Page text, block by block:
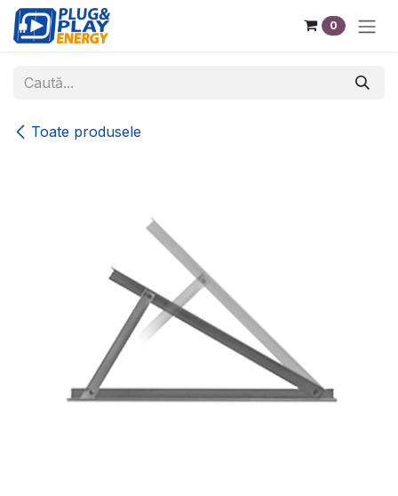
Sari la conținut
0
Toate produsele